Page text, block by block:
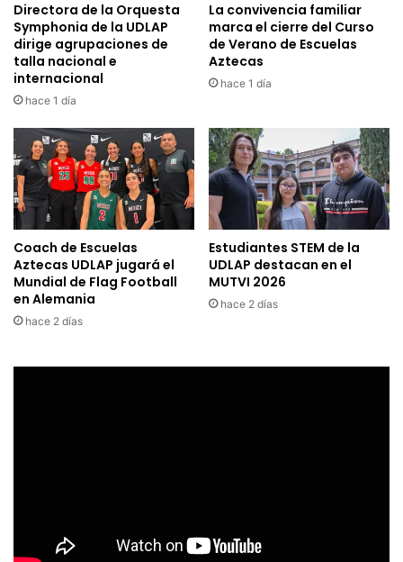
Directora de la Orquesta
Symphonia de la UDLAP
dirige agrupaciones de
talla nacional e
internacional
hace 1 día
La convivencia familiar
marca el cierre del Curso
de Verano de Escuelas
Aztecas
hace 1 día
Coach de Escuelas
Aztecas UDLAP jugará el
Mundial de Flag Football
en Alemania
hace 2 días
Estudiantes STEM de la
UDLAP destacan en el
MUTVI 2026
hace 2 días